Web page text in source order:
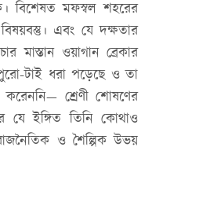
বিশেষত মফস্বল শহরের
এবং যে দক্ষতার
মাস্তান ওয়াগান ব্রেকার
পুরো-টাই ধরা পড়েছে ও তা
করেননি— শ্রেণী শোষণের
যে ইঙ্গিত তিনি কোথাও
ও শৈল্পিক উভয়